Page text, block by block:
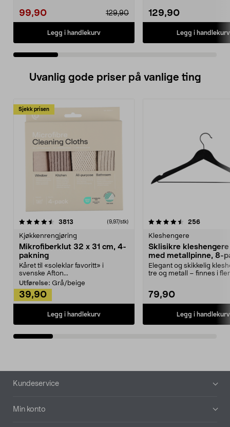
99,90 129,90
Legg i handlekurv
129,90
Legg i handlekurv
Uvanlig gode priser på vanlige ting
Sjekk prisen
3813 anmeldelser(9,97/stk)
Kjøkkenrengjøring
Mikrofiberklut 32 x 31 cm, 4-
pakning
Kåret til «soleklar favoritt» i
svenske Afton...
Utførelse: Grå/beige
39,90
Legg i handlekurv
4.5av 5 stjerner 256
Kleshengere
Sklisikre
med metallpinne, 8-
Elegant og skikkelig
tre og metall – finnes i
79,90
Legg i handlekurv
4.5av 5 stjerner
Bunntekst
Kundeservice
Min konto